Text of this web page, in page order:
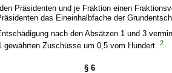
Präsidenten und je Fraktion einen
das Eineinhalbfache der
nach den Absätzen 1 und 3
gewährten Zuschüsse um 0,5 vom Hundert.2
§ 6